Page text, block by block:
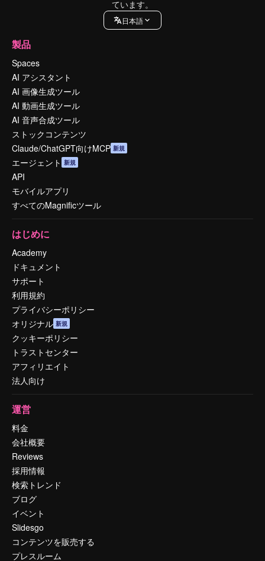
ています。
日本語
製品
Spaces
AI アシスタント
AI 画像生成ツール
AI 動画生成ツール
AI 音声合成ツール
ストックコンテンツ
Claude/ChatGPT向けMCP 新規
エージェント 新規
API
モバイルアプリ
すべてのMagnificツール
はじめに
Academy
ドキュメント
サポート
利用規約
プライバシーポリシー
オリジナル 新規
クッキーポリシー
トラストセンター
アフィリエイト
法人向け
運営
料金
会社概要
Reviews
採用情報
検索トレンド
ブログ
イベント
Slidesgo
コンテンツを販売する
プレスルーム